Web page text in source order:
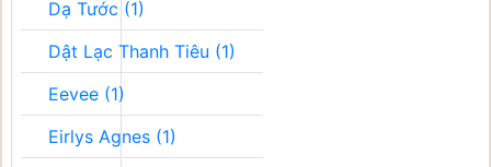
Dạ Tước (1)
Dật Lạc Thanh Tiêu (1)
Eevee (1)
Eirlys Agnes (1)